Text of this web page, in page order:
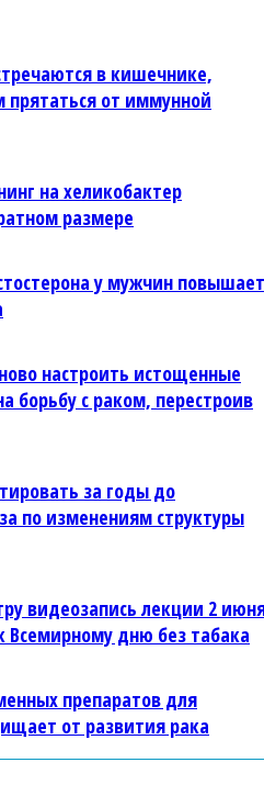
в кишечнике,
прятаться от иммунной
на хеликобактер
размере
у мужчин повышает
настроить истощенные
борьбу с раком, перестроив
за годы до
по изменениям структуры
видеозапись лекции 2
Всемирному дню без табака
препаратов для
от развития рака